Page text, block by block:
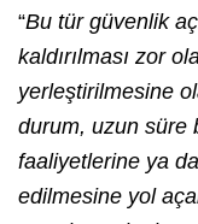
“Bu tür güvenlik
kaldırılması zor
yerleştirilmesine
durum, uzun süre
faaliyetlerine ya
edilmesine yol